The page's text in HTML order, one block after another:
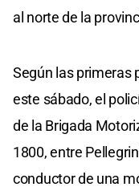
al norte de la
Según las primeras
este sábado, el
de la Brigada
1800, entre
conductor de una